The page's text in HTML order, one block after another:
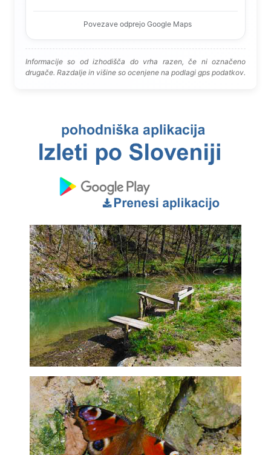
Povezave odprejo Google Maps
Informacije so od izhodišča do vrha razen, če ni označeno
drugače. Razdalje in višine so ocenjene na podlagi gps podatkov.